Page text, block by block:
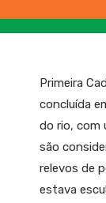
Primeira
concluída
do rio, com
são
relevos de
estava